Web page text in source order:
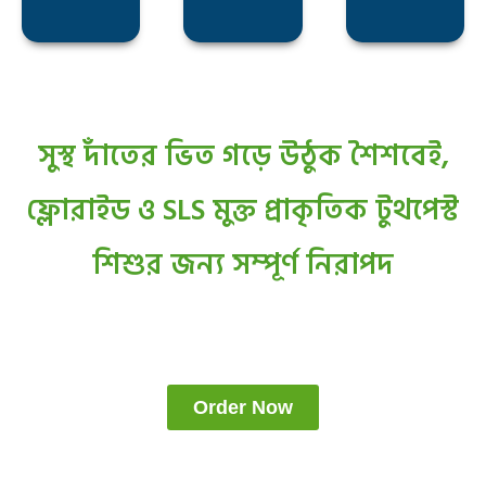
সুস্থ দাঁতের ভিত গড়ে উঠুক শৈশবেই,
ফ্লোরাইড ও SLS মুক্ত প্রাকৃতিক টুথপেস্ট
শিশুর জন্য সম্পূর্ণ নিরাপদ
Order Now